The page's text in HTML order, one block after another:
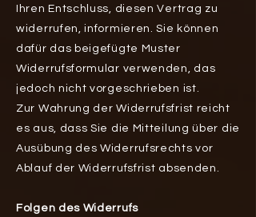
Ihren Entschluss, diesen Vertrag zu
widerrufen, informieren. Sie können
dafür das beigefügte Muster
Widerrufsformular verwenden, das
jedoch nicht vorgeschrieben ist.
Zur Wahrung der Widerrufsfrist reicht
es aus, dass Sie die Mitteilung über die
Ausübung des Widerrufsrechts vor
Ablauf der Widerrufsfrist absenden.
Folgen des Widerrufs